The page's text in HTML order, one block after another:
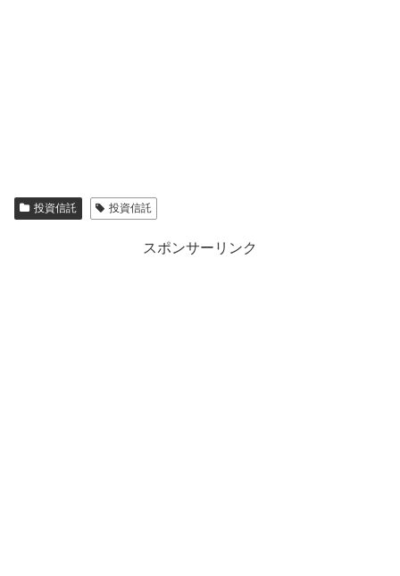
投資信託 投資信託
スポンサーリンク